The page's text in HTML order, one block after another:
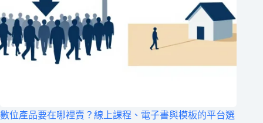
數位產品要在哪裡賣？線上課程、電子書與模板的平台選